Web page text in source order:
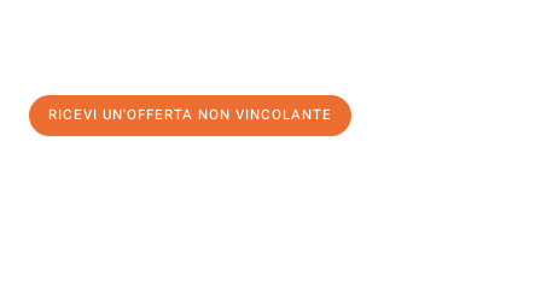
RICEVI UN'OFFERTA NON VINCOLANTE